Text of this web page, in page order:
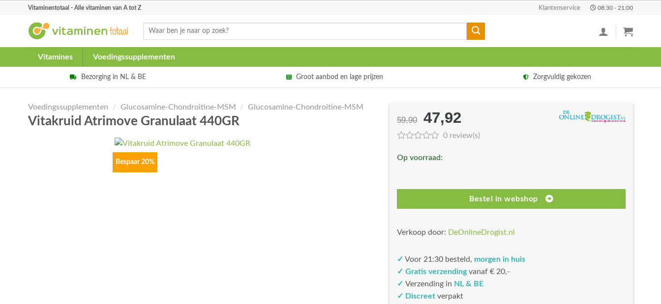
Vitaminentotaal - Alle vitaminen van A tot Z Klantenservice 08:30 - 21:00
Zoeken
Vitamines Voedingssupplementen
Bezorging in NL & BE Groot aanbod en lage prijzen Zorgvuldig gekozen
Voedingssupplementen / Glucosamine-Chondroitine-MSM / Glucosamine-Chondroitine-MSM
Vitakruid Atrimove Granulaat 440GR
Bespaar 20%
59,90
Oorspronkelijke
prijs
€59,90.
47,92
prijs
0 review(s)
Op voorraad:
Bestel in webshop
Verkoop door: DeOnlineDrogist.nl
✓ Voor 21:30 besteld, morgen in huis
✓ Gratis verzendingvanaf € 20,-
✓ Verzending in NL & BE
✓ Discreet verpakt